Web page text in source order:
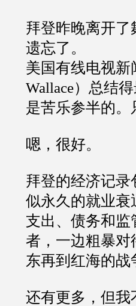
拜登昨晚离开
遗忘了。
美国有线电视新
Wallace）总结
是苦乐参半的。
嗯，很好。
拜登的经济记录
似永久的就业衰
支出、债务和
者，一边粗暴
东再到红海的
还有更多，但我